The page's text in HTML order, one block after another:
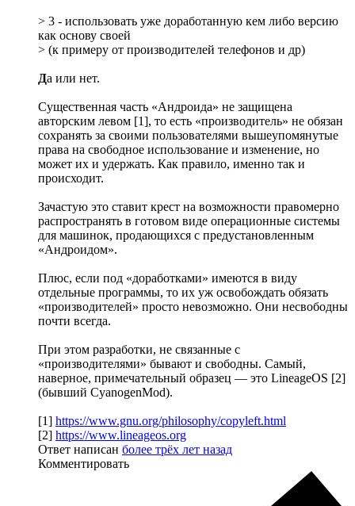
> 3 - использовать уже доработанную кем либо версию
как основу своей
> (к примеру от производителей телефонов и др)
Да или нет.
Существенная часть «Андроида» не защищена
авторским левом [1], то есть «производитель» не обязан
сохранять за своими пользователями вышеупомянутые
права на свободное использование и изменение, но
может их и удержать. Как правило, именно так и
происходит.
Зачастую это ставит крест на возможности правомерно
распространять в готовом виде операционные системы
для машинок, продающихся с предустановленным
«Андроидом».
Плюс, если под «доработками» имеются в виду
отдельные программы, то их уж освобождать обязать
«производителей» просто невозможно. Они несвободны
почти всегда.
При этом разработки, не связанные с
«производителями» бывают и свободны. Самый,
наверное, примечательный образец — это LineageOS [2]
(бывший CyanogenMod).
[1] https://www.gnu.org/philosophy/copyleft.html
[2] https://www.lineageos.org
Ответ написан более трёх лет назад
Комментировать